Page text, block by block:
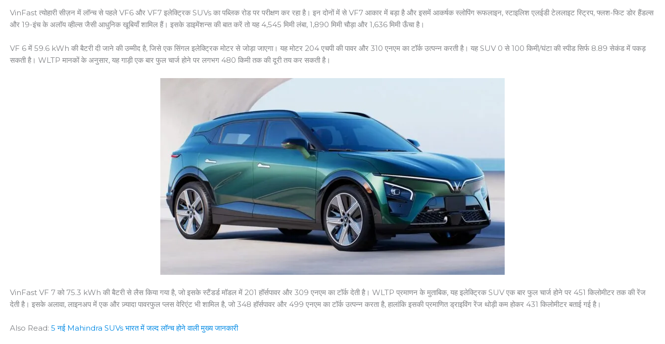
VinFast त्योहारी सीज़न में लॉन्च से पहले VF6 और VF7 इलेक्ट्रिक SUVs का पब्लिक रोड पर परीक्षण कर रहा है। इन दोनों में से VF7 आकार में बड़ा है और इसमें आकर्षक स्लोपिंग रूफलाइन, स्टाइलिश एलईडी टेललाइट स्ट्रिप, फ्लश-फिट डोर हैंडल्स
और 19-इंच के अलॉय व्हील्स जैसी आधुनिक खूबियाँ शामिल हैं। इसके डाइमेंशन्स की बात करें तो यह 4,545 मिमी लंबा, 1,890 मिमी चौड़ा और 1,636 मिमी ऊँचा है।
VF 6 में 59.6 kWh की बैटरी दी जाने की उम्मीद है, जिसे एक सिंगल इलेक्ट्रिक मोटर से जोड़ा जाएगा। यह मोटर 204 एचपी की पावर और 310 एनएम का टॉर्क उत्पन्न करती है। यह SUV 0 से 100 किमी/घंटा की स्पीड सिर्फ 8.89 सेकंड में पकड़
सकती है। WLTP मानकों के अनुसार, यह गाड़ी एक बार फुल चार्ज होने पर लगभग 480 किमी तक की दूरी तय कर सकती है।
VinFast VF 7 को 75.3 kWh की बैटरी से लैस किया गया है, जो इसके स्टैंडर्ड मॉडल में 201 हॉर्सपावर और 309 एनएम का टॉर्क देती है। WLTP प्रमाणन के मुताबिक, यह इलेक्ट्रिक SUV एक बार फुल चार्ज होने पर 451 किलोमीटर तक की रेंज
देती है। इसके अलावा, लाइनअप में एक और ज़्यादा पावरफुल प्लस वेरिएंट भी शामिल है, जो 348 हॉर्सपावर और 499 एनएम का टॉर्क उत्पन्न करता है, हालांकि इसकी प्रमाणित ड्राइविंग रेंज थोड़ी कम होकर 431 किलोमीटर बताई गई है।
Also Read: 5 नई Mahindra SUVs भारत में जल्द लॉन्च होने वाली मुख्य जानकारी